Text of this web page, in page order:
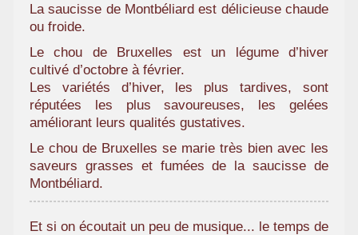
La saucisse de Montbéliard est délicieuse chaude
ou froide.
Le chou de Bruxelles est un légume d’hiver
cultivé d’octobre à février.
Les variétés d’hiver, les plus tardives, sont
réputées les plus savoureuses, les gelées
améliorant leurs qualités gustatives.
Le chou de Bruxelles se marie très bien avec les
saveurs grasses et fumées de la saucisse de
Montbéliard.
Et si on écoutait un peu de musique... le temps de